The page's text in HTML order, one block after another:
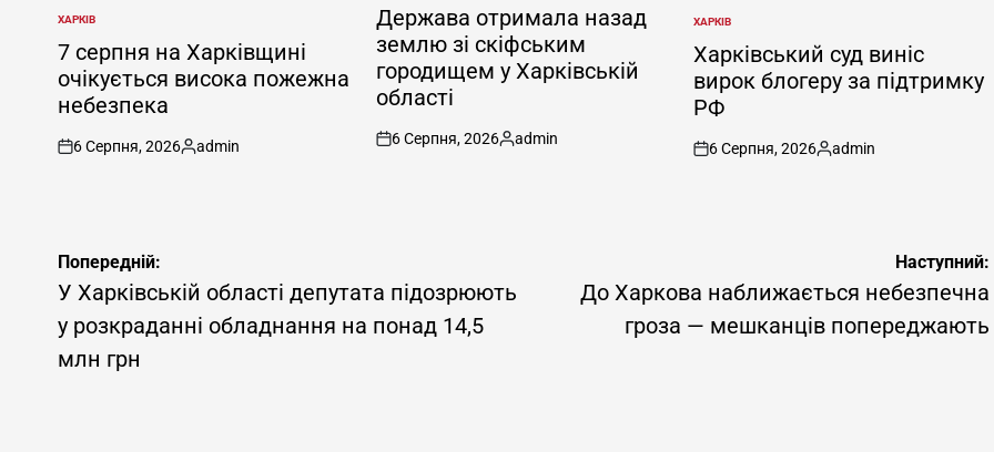
ОПУБЛІКУВАТИ
У
ХАРКІВ
7 серпня на Харківщині
очікується висока пожежна
небезпека
on
6 Серпня, 2026
Опубліковано
admin
У
Держава отримала назад
землю зі скіфським
городищем у Харківській
області
on
6 Серпня, 2026
Опубліковано
admin
ОПУБЛІКУВАТИ
У
ХАРКІВ
Харківський суд виніс
вирок блогеру за підтримку
РФ
on
6 Серпня, 2026
Опубліковано
admin
Навігація
записів
Попередній:
У Харківській області депутата підозрюють
у розкраданні обладнання на понад 14,5
млн грн
Наступний:
До Харкова наближається небезпечна
гроза — мешканців попереджають